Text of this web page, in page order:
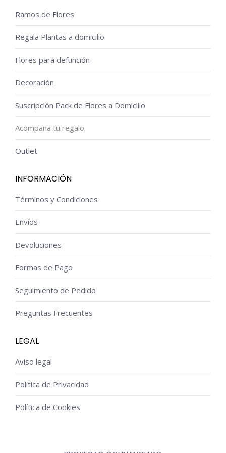
Ramos de Flores
Regala Plantas a domicilio
Flores para defunción
Decoración
Suscripción Pack de Flores a Domicilio
Acompaña tu regalo
Outlet
INFORMACIÓN
Términos y Condiciones
Envíos
Devoluciones
Formas de Pago
Seguimiento de Pedido
Preguntas Frecuentes
LEGAL
Aviso legal
Política de Privacidad
Política de Cookies